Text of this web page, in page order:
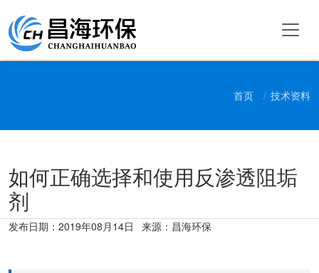
首页 技术资料
如何正确选择和使用反渗透阻垢
剂
发布日期： 2019年08月14日 来源：昌海环保